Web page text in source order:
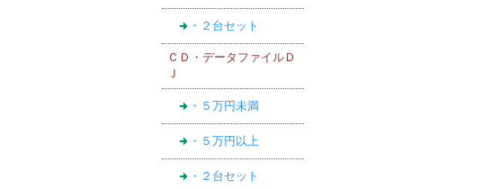
・２台セット
ＣＤ・データファイルＤ
Ｊ
・５万円未満
・５万円以上
・２台セット